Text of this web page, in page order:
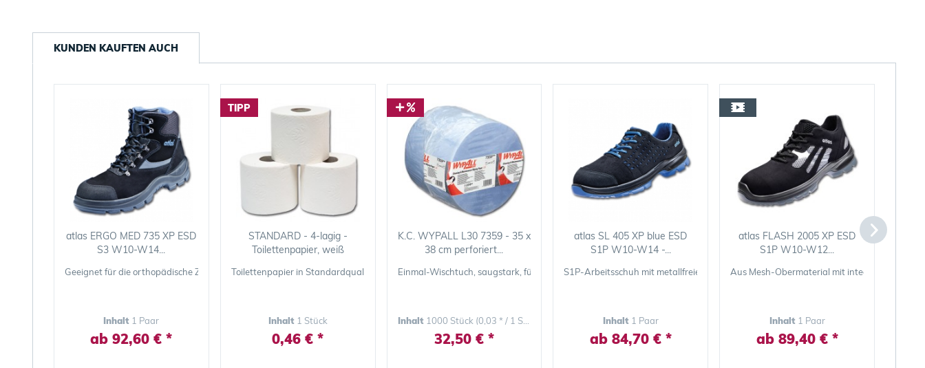
KUNDEN KAUFTEN AUCH
atlas ERGO MED 735 XP ESD
S3 W10-W14...
Geeignet für die orthopädische Zurichtung gemäß DGUV 112-191
Inhalt 1 Paar
ab 92,60 € *
TIPP
STANDARD - 4-lagig -
Toilettenpapier, weiß
Toilettenpapier in Standardqualität aus saugstarkem 4-lagigem Zellstoff
Inhalt 1 Stück
0,46 € *
K.C. WYPALL L30 7359 - 35 x
38 cm perforiert...
Einmal-Wischtuch, saugstark, für glatte und raue Oberflächen sowie Hände
Inhalt 1000 Stück (0,03 * / 1 Stück)
32,50 € *
atlas SL 405 XP blue ESD
S1P W10-W14 -...
S1P-Arbeitsschuh mit metallfreiem Durchtrittschutz für perfekten Schutz
Inhalt 1 Paar
ab 84,70 € *
atlas FLASH 2005 XP ESD
S1P W10-W12...
Aus Mesh-Obermaterial mit integrierter
Inhalt 1 Paar
ab 89,40 € *